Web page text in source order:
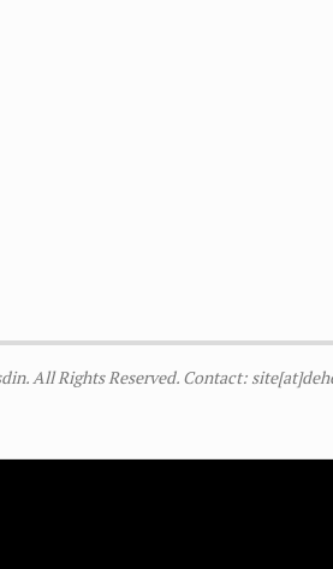
All Rights Reserved. Contact: